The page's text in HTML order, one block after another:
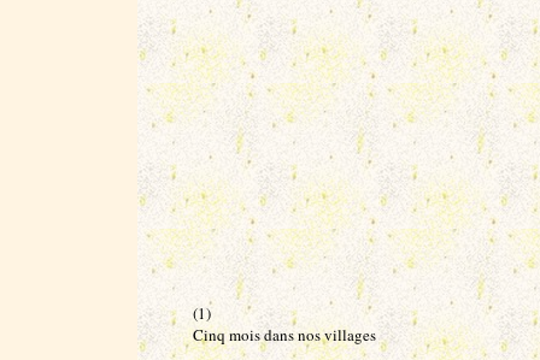
(1)
Cinq mois dans nos villages